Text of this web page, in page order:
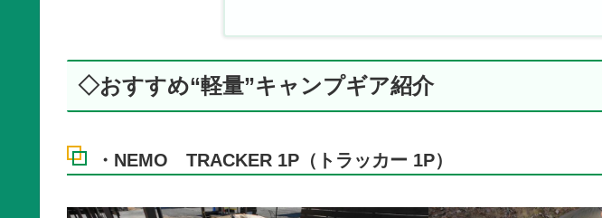
◇おすすめ“軽量”キャンプギア紹介
・NEMO TRACKER 1P（トラッカー 1P）